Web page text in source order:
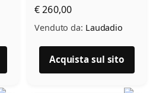
€ 260,00
Venduto da: Laudadio
Acquista sul sito